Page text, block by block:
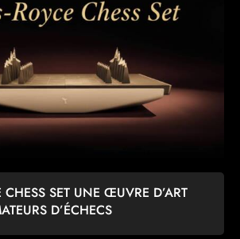
CHESS SET UNE ŒUVRE D’ART
D’ÉCHECS